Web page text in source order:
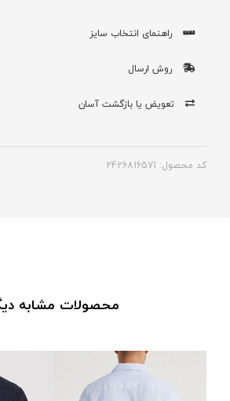
راهنمای انتخاب سایز
روش ارسال
تعویض یا بازگشت آسان
کد محصول: 2426816571
محصولات مشابه